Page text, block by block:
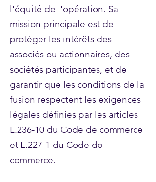
l'équité de l'opération. Sa
mission principale est de
protéger les intérêts des
associés ou actionnaires, des
sociétés participantes, et de
garantir que les conditions de la
fusion respectent les exigences
légales définies par les articles
L.236-10 du Code de commerce
et L.227-1 du Code de
commerce.